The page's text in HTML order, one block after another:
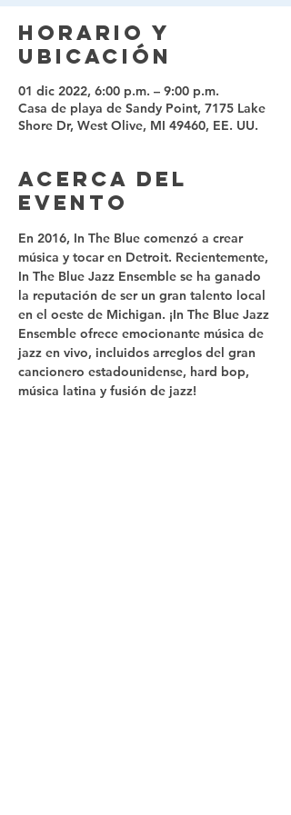
Horario y
ubicación
01 dic 2022, 6:00 p.m. – 9:00 p.m.
Casa de playa de Sandy Point, 7175 Lake
Shore Dr, West Olive, MI 49460, EE. UU.
Acerca del
evento
En 2016, In The Blue comenzó a crear
música y tocar en Detroit. Recientemente,
In The Blue Jazz Ensemble se ha ganado
la reputación de ser un gran talento local
en el oeste de Michigan. ¡In The Blue Jazz
Ensemble ofrece emocionante música de
jazz en vivo, incluidos arreglos del gran
cancionero estadounidense, hard bop,
música latina y fusión de jazz!